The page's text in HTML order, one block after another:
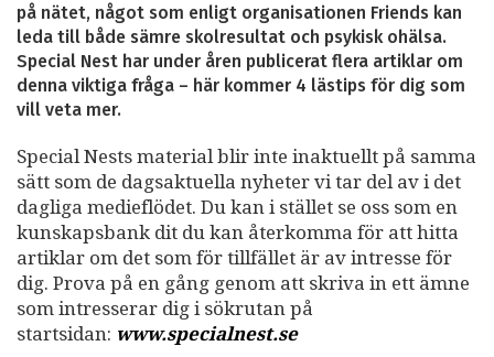
på nätet, något som enligt organisationen Friends kan
leda till både sämre skolresultat och psykisk ohälsa.
Special Nest har under åren publicerat flera artiklar om
denna viktiga fråga – här kommer 4 lästips för dig som
vill veta mer.
Special Nests material blir inte inaktuellt på samma
sätt som de dagsaktuella nyheter vi tar del av i det
dagliga medieflödet. Du kan i stället se oss som en
kunskapsbank dit du kan återkomma för att hitta
artiklar om det som för tillfället är av intresse för
dig. Prova på en gång genom att skriva in ett ämne
som intresserar dig i sökrutan på
startsidan: www.specialnest.se